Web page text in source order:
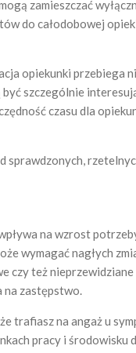
zamieszczać
do całodobowej
opiekunki przebiega
szczególnie
czasu dla
na wzrost
wymagać nagłych
też
zastępstwo.
trafiasz na angaż u
pracy i